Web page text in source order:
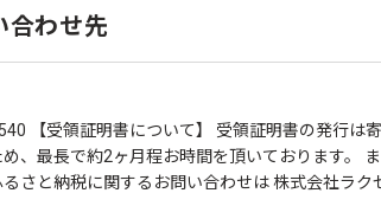
合わせ先
【受領証明書について】 受領証明書の発行は
め、最長で約2ヶ月程お時間を頂いております。
さと納税に関するお問い合わせは 株式会社ラク